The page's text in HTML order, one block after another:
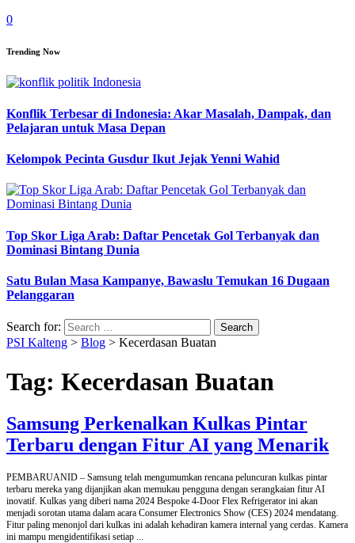
0
Trending Now
Konflik Terbesar di Indonesia: Akar Masalah, Dampak, dan
Pelajaran untuk Masa Depan
Kelompok Pecinta Gusdur Ikut Jejak Yenni Wahid
Top Skor Liga Arab: Daftar Pencetak Gol Terbanyak dan
Dominasi Bintang Dunia
Satu Bulan Masa Kampanye, Bawaslu Temukan 16 Dugaan
Pelanggaran
Search for:
PSI Kalteng > Blog > Kecerdasan Buatan
Tag: Kecerdasan Buatan
Samsung Perkenalkan Kulkas Pintar
Terbaru dengan Fitur AI yang Menarik
PEMBARUANID – Samsung telah mengumumkan rencana peluncuran kulkas pintar
terbaru mereka yang dijanjikan akan memukau pengguna dengan serangkaian fitur AI
inovatif. Kulkas yang diberi nama 2024 Bespoke 4-Door Flex Refrigerator ini akan
menjadi sorotan utama dalam acara Consumer Electronics Show (CES) 2024 mendatang.
Fitur paling menonjol dari kulkas ini adalah kehadiran kamera internal yang cerdas. Kamera
ini mampu mengidentifikasi setiap ...